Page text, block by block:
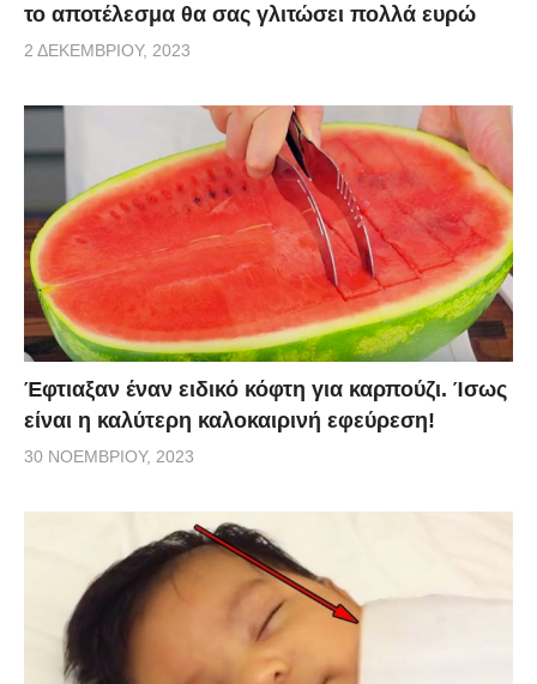
το αποτέλεσμα θα σας γλιτώσει πολλά ευρώ
2 ΔΕΚΕΜΒΡΊΟΥ, 2023
Έφτιαξαν έναν ειδικό κόφτη για καρπούζι. Ίσως
είναι η καλύτερη καλοκαιρινή εφεύρεση!
30 ΝΟΕΜΒΡΊΟΥ, 2023